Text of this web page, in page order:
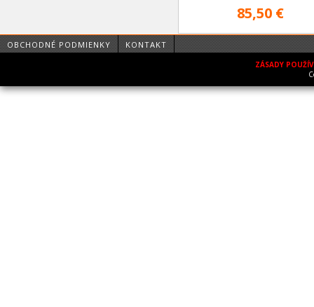
85,50 €
OBCHODNÉ PODMIENKY KONTAKT
ZÁSADY